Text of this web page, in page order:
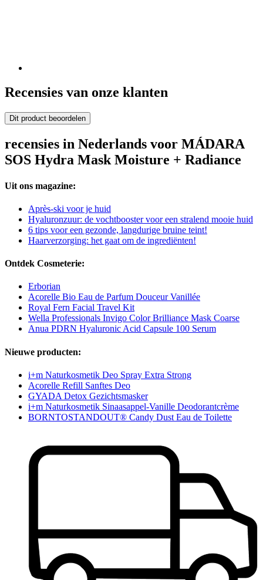
Recensies van onze klanten
Dit product beoordelen
recensies in Nederlands voor MÁDARA
SOS Hydra Mask Moisture + Radiance
Uit ons magazine:
Après-ski voor je huid
Hyaluronzuur: de vochtbooster voor een stralend mooie huid
6 tips voor een gezonde, langdurige bruine teint!
Haarverzorging: het gaat om de ingrediënten!
Ontdek Cosmeterie:
Erborian
Acorelle Bio Eau de Parfum Douceur Vanillée
Royal Fern Facial Travel Kit
Wella Professionals Invigo Color Brilliance Mask Coarse
Anua PDRN Hyaluronic Acid Capsule 100 Serum
Nieuwe producten:
i+m Naturkosmetik Deo Spray Extra Strong
Acorelle Refill Sanftes Deo
GYADA Detox Gezichtsmasker
i+m Naturkosmetik Sinaasappel-Vanille Deodorantcrème
BORNTOSTANDOUT® Candy Dust Eau de Toilette